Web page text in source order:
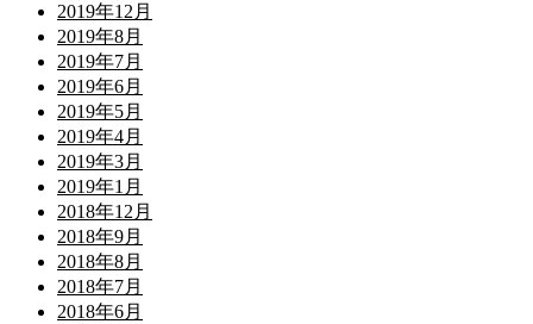
2019年12月
2019年8月
2019年7月
2019年6月
2019年5月
2019年4月
2019年3月
2019年1月
2018年12月
2018年9月
2018年8月
2018年7月
2018年6月